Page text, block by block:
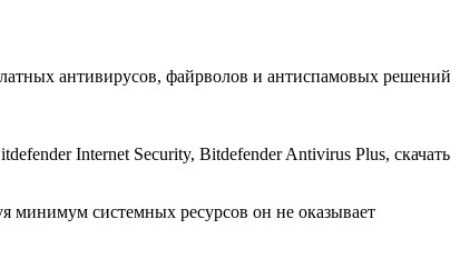
антивирусов, файрволов и антиспамовых решений
Internet Security, Bitdefender Antivirus Plus, скачать
минимум системных ресурсов он не оказывает